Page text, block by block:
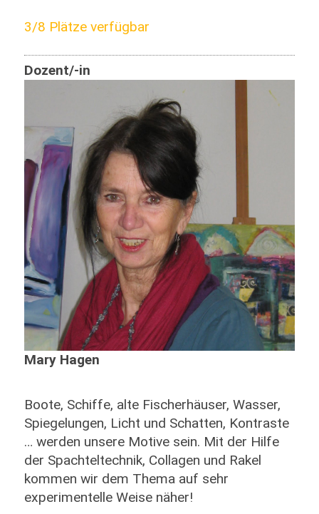
3/8 Plätze verfügbar
Dozent/-in
Mary Hagen
Boote, Schiffe, alte Fischerhäuser, Wasser,
Spiegelungen, Licht und Schatten, Kontraste
… werden unsere Motive sein. Mit der Hilfe
der Spachteltechnik, Collagen und Rakel
kommen wir dem Thema auf sehr
experimentelle Weise näher!